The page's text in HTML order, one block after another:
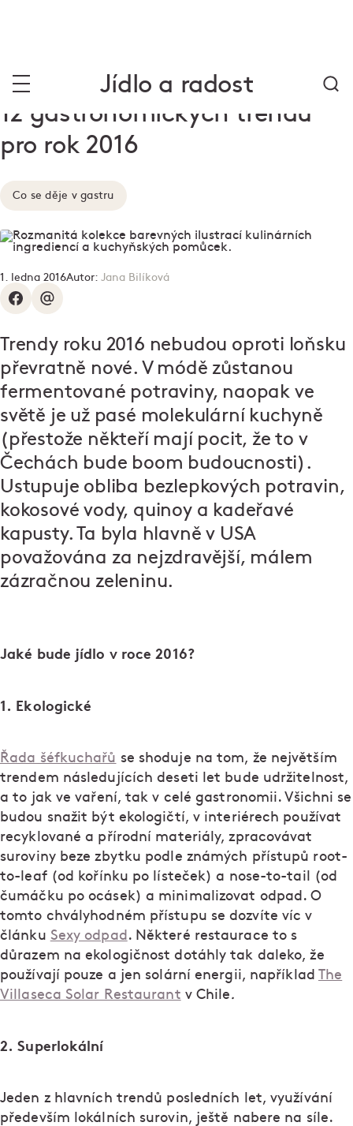
Jídlo a radost
12 gastronomických trendů
pro rok 2016
Co se děje v gastru
1. ledna 2016Autor: Jana Bilíková
Trendy roku 2016 nebudou oproti loňsku
převratně nové. V módě zůstanou
fermentované potraviny, naopak ve
světě je už pasé molekulární kuchyně
(přestože někteří mají pocit, že to v
Čechách bude boom budoucnosti).
Ustupuje obliba bezlepkových potravin,
kokosové vody, quinoy a kadeřavé
kapusty. Ta byla hlavně v USA
považována za nejzdravější, málem
zázračnou zeleninu.
Jaké bude jídlo v roce 2016?
1. Ekologické
Řada šéfkuchařů se shoduje na tom, že největším
trendem následujících deseti let bude udržitelnost,
a to jak ve vaření, tak v celé gastronomii. Všichni se
budou snažit být ekologičtí, v interiérech používat
recyklované a přírodní materiály, zpracovávat
suroviny beze zbytku podle známých přístupů root-
to-leaf (od kořínku po lísteček) a nose-to-tail (od
čumáčku po ocásek) a minimalizovat odpad. O
tomto chvályhodném přístupu se dozvíte víc v
článku Sexy odpad . Některé restaurace to s
důrazem na ekologičnost dotáhly tak daleko, že
používají pouze a jen solární energii, například The
Villaseca Solar Restaurant v Chile.
2. Superlokální
Jeden z hlavních trendů posledních let, využívání
především lokálních surovin, ještě nabere na síle.